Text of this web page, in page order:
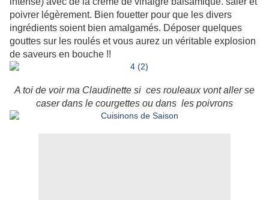
poivrer légèrement. Bien fouetter pour que les divers
ingrédients soient bien amalgamés. Déposer quelques
gouttes sur les roulés et vous aurez un véritable explosion
de saveurs en bouche !!
A toi de voir ma Claudinette si ces rouleaux vont aller se
caser dans le courgettes ou dans les poivrons